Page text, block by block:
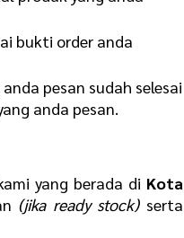
bukti order anda
pesan sudah selesai
anda pesan.
yang berada di Kota
(jika ready stock)serta